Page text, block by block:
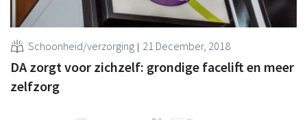
Schoonheid/verzorging 21 December, 2018
DA zorgt voor zichzelf: grondige facelift en meer
zelfzorg